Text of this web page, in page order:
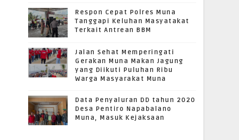
Respon Cepat Polres Muna
Tanggapi Keluhan Masyatakat
Terkait Antrean BBM
Jalan Sehat Memperingati
Gerakan Muna Makan Jagung
yang Diikuti Puluhan Ribu
Warga Masyarakat Muna
Data Penyaluran DD tahun 2020
Desa Pentiro Napabalano
Muna, Masuk Kejaksaan